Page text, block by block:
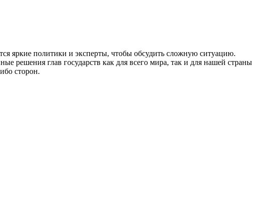
яркие политики и эксперты, чтобы обсудить сложную ситуацию.
решения глав государств как для всего мира, так и для нашей страны
сторон.